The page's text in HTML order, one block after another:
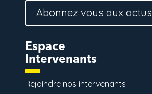
Abonnez vous aux actus
Espace
Intervenants
Rejoindre nos intervenants